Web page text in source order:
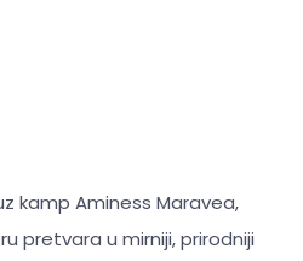
kamp Aminess Maravea,
pretvara u mirniji, prirodniji